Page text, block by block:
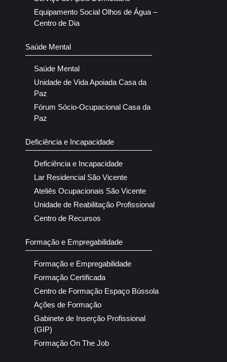
Equipamento Social Olhos de Água –
Centro de Dia
Saúde Mental
Saúde Mental
Unidade de Vida Apoiada Casa da
Paz
Fórum Sócio-Ocupacional Casa da
Paz
Deficiência e Incapacidade
Deficiência e Incapacidade
Lar Residencial São Vicente
Ateliês Ocupacionais São Vicente
Unidade de Reabilitação Profissional
Centro de Recursos
Formação e Empregabilidade
Formação e Empregabilidade
Formação Certificada
Centro de Formação Espaço Bússola
Ações de Formação
Gabinete de Inserção Profissional
(GIP)
Formação On The Job